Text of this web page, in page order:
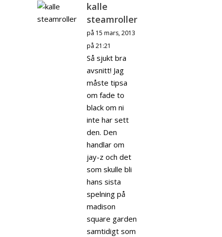
kalle
steamroller
på 15 mars, 2013
på 21:21
Så sjukt bra
avsnitt! Jag
måste tipsa
om fade to
black om ni
inte har sett
den. Den
handlar om
jay-z och det
som skulle bli
hans sista
spelning på
madison
square garden
samtidigt som